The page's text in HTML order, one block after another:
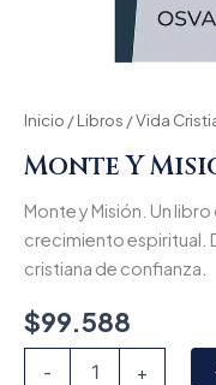
Inicio /Libros /Vida
Monte Y
Monte y Misión. Un
crecimiento espiritual.
cristiana de confianza.
$99.588
- +